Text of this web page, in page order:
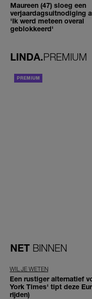
Maureen (47) sloeg een
verjaardagsuitnodiging
'Ik werd meteen overal
geblokkeerd'
LINDA.PREMIUM
NET BINNEN
WIL JE WETEN
Een rustiger alternatief
York Times' tipt deze
rijden)